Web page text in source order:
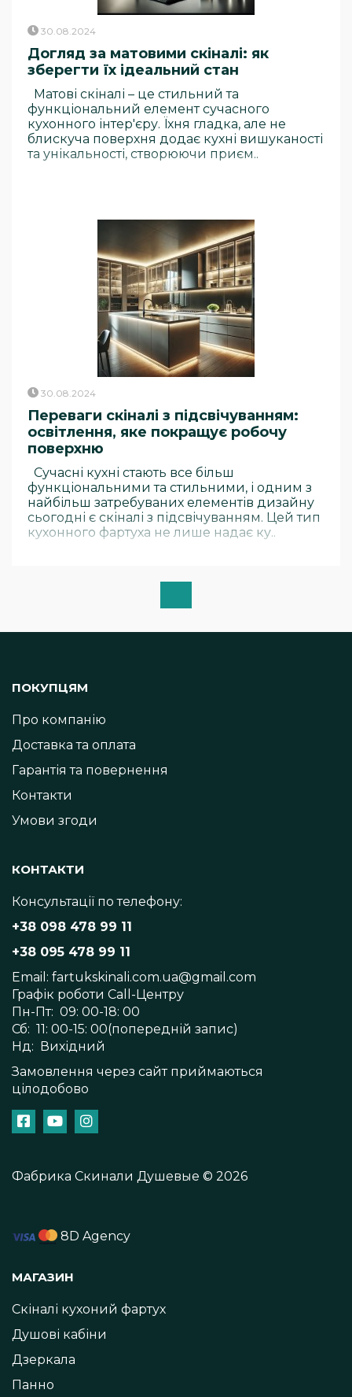
30.08.2024
Догляд за матовими скіналі: як
зберегти їх ідеальний стан
Матові скіналі – це стильний та
функціональний елемент сучасного
кухонного інтер'єру. Їхня гладка, але не
блискуча поверхня додає кухні вишуканості
та унікальності, створюючи приєм..
30.08.2024
Переваги скіналі з підсвічуванням:
освітлення, яке покращує робочу
поверхню
Сучасні кухні стають все більш
функціональними та стильними, і одним з
найбільш затребуваних елементів дизайну
сьогодні є скіналі з підсвічуванням. Цей тип
кухонного фартуха не лише надає ку..
МАГАЗИН
Скіналі кухоний фартух
Душові кабіни
Дзеркала
Панно
ПОКУПЦЯМ
Про компанію
Доставка та оплата
Гарантія та повернення
Контакти
Умови згоди
КОНТАКТИ
Консультації по телефону:
+38 098 478 99 11
+38 095 478 99 11
Email: fartukskinali.com.ua@gmail.com
Графік роботи Call-Центру
Пн-Пт: 09: 00-18: 00
Сб: 11: 00-15: 00(попередній запис)
Нд: Вихідний
Замовлення через сайт приймаються
цілодобово
Фабрика Скинали Душевые © 2026
8D Agency